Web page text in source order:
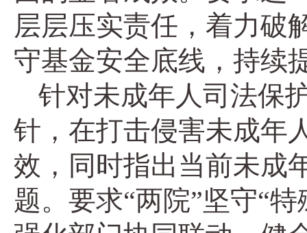
层层压实责任，着力破
守基金安全底线，持续
针对未成年人司法保
针，在打击侵害未成年
效，同时指出当前未成
题。要求“两院”坚守“